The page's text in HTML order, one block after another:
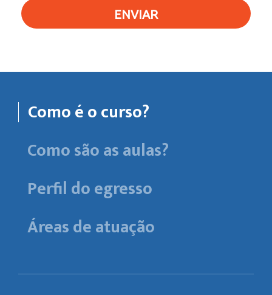
ENVIAR
Como é o curso?
Como são as aulas?
Perfil do egresso
Áreas de atuação